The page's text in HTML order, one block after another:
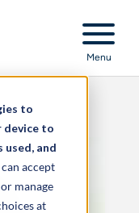
to
device to
and
accept
manage
at
Menu